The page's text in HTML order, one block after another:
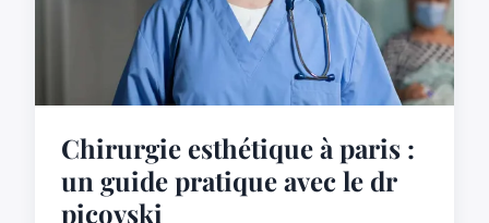
Chirurgie esthétique à paris :
un guide pratique avec le dr
picovski